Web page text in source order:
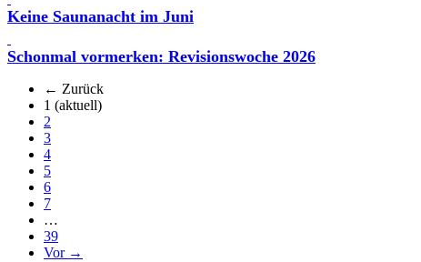
Keine Saunanacht im Juni
Schonmal vormerken: Revisionswoche 2026
← Zurück
1 (aktuell)
2
3
4
5
6
7
…
39
Vor →